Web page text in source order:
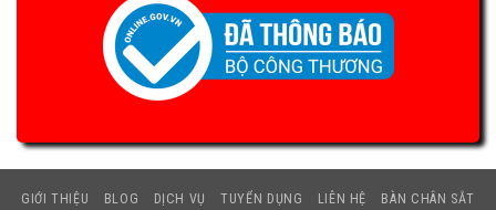
GIỚI THIỆU BLOG DỊCH VỤ TUYỂN DỤNG LIÊN HỆ BÀN CHÂN SẮT